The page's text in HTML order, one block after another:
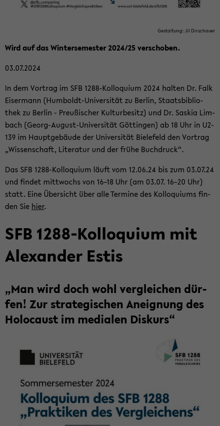
Ge­stal­tung: Jil Dir­schau­er
Wird auf das Win­ter­se­mes­ter 2024/25 ver­scho­ben.
03.07.2024
In dem Vor­trag im SFB 1288-​Kolloquium 2024 hal­ten Dr. Falk
Eis­er­mann (Humboldt-​Universität zu Ber­lin, Staats­bi­blio­
thek zu Ber­lin - Preu­ßi­scher Kul­tur­be­sitz) und Dr. Sas­kia Lim­
bach (Georg-​August-Universität Göt­tin­gen) ab 18 Uhr in U2-​
139 im Haupt­ge­bäu­de der Uni­ver­si­tät Bie­le­feld den Vor­trag
„Wis­sen­schaft, Li­te­ra­tur und der frühe Buch­druck“.
Das SFB 1288-​Kolloquium läuft vom 12.06.24 bis zum 03.07.24
und fin­det mitt­wochs von 16–18 Uhr (am 03.07. 16–20 Uhr)
statt. Eine Über­sicht über alle Ter­mi­ne des Kol­lo­qui­ums fin­
den Sie hier.
SFB 1288-​Kolloquium mit
Alex­an­der Estis
„Man wird doch wohl ver­glei­chen dür­
fen! Zur stra­te­gi­schen An­eig­nung des
Ho­lo­caust im me­dia­len Dis­kurs“